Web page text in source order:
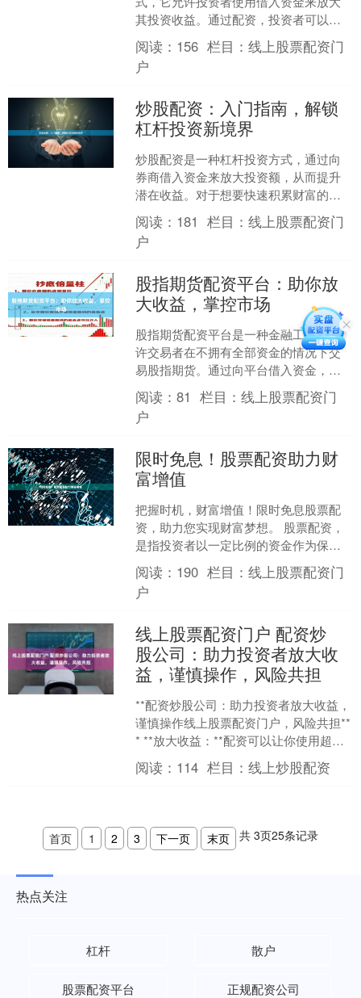
其投资收益。通过配资，投资者可以以
较少的资本投入获得更大的投资头寸，
从而提高潜在的收益。 **....
阅读： 156 栏目：线上股票配资门
户
炒股配资：入门指南，解锁
杠杆投资新境界
炒股配资是一种杠杆投资方式，通过向
券商借入资金来放大投资额，从而提升
潜在收益。对于想要快速积累财富的投
资者来说，配资是一个值得考虑的选
项。 **入门指南** 1....
阅读： 181 栏目：线上股票配资门
户
股指期货配资平台：助你放
大收益，掌控市场
股指期货配资平台是一种金融工具，允
许交易者在不拥有全部资金的情况下交
易股指期货。通过向平台借入资金，交
易者可以放大其收益潜力，同时也能放
大风险。 **放大收益*....
阅读：81 栏目：线上股票配资门
户
限时免息！股票配资助力财
富增值
把握时机，财富增值！限时免息股票配
资，助力您实现财富梦想。 股票配资，
是指投资者以一定比例的资金作为保证
金，向配资公司借入资金进行股票投
资。通过放大资金杠杆，投....
阅读： 190 栏目：线上股票配资门
户
线上股票配资门户 配资炒
股公司：助力投资者放大收
益，谨慎操作，风险共担
**配资炒股公司：助力投资者放大收益，
谨慎操作线上股票配资门户，风险共担**
* **放大收益：**配资可以让你使用超出
自身资金的资金进行投资，从而放大收
益。 ....
阅读： 114 栏目：线上炒股配资
首页 1 2 3 下一页 末页 共 3页25条记录
热点关注
杠杆 散户
股票配资平台 正规配资公司